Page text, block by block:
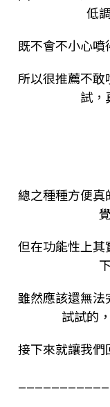
低
既不會不小心噴
所以很推薦不
試，
總之種種方便
但在功能性上
雖然應該還無
試試的
接下來就讓我